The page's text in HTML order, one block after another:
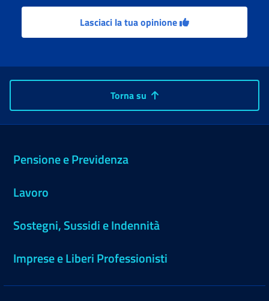
Lasciaci la tua opinione
Torna su
Pensione e Previdenza
Lavoro
Sostegni, Sussidi e Indennità
Imprese e Liberi Professionisti